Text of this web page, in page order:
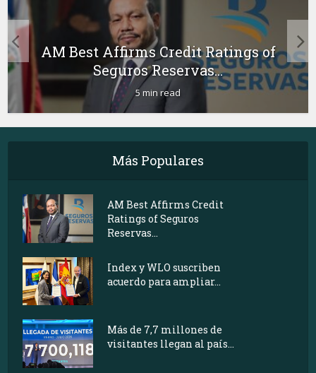
AM Best Affirms Credit Ratings of
Seguros Reservas...
5 min read
Más Populares
AM Best Affirms Credit
Ratings of Seguros
Reservas...
Index y WLO suscriben
acuerdo para ampliar...
Más de 7,7 millones de
visitantes llegan al país...